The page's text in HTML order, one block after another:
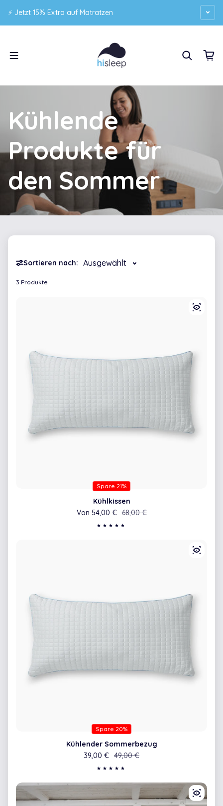
⚡ Jetzt 15% Extra auf Matratzen
Kühlende
Produktefür
den Sommer
Sortieren nach:
3 Produkte
Spare 21%
Kühlkissen
Verkaufspreis
Von 54,00 €Regulärer Preis
68,00 €
Spare 20%
Kühlender Sommerbezug
Verkaufspreis
39,00 € Regulärer Preis
49,00 €